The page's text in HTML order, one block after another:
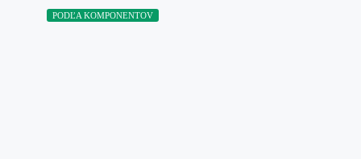
PODĽA KOMPONENTOV